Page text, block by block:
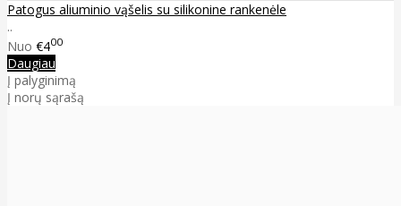
Patogus aliuminio vąšelis su silikonine rankenėle
..
Nuo €400
Daugiau
Į palyginimą
Į norų sąrašą